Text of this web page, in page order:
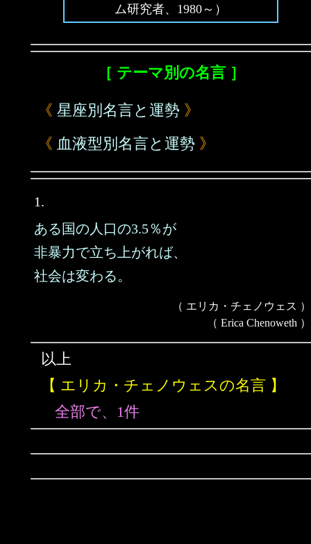
ム研究者、1980～）
［ テーマ別の名言 ］
《 星座別名言と運勢 》
《 血液型別名言と運勢 》
1.
ある国の人口の3.5％が
非暴力で立ち上がれば、
社会は変わる。
（ エリカ・チェノウェス ）
（ Erica Chenoweth ）
以上
【 エリカ・チェノウェスの名言 】
全部で、1件